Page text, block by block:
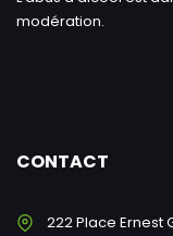
modération.
CONTACT
222 Place Ernest